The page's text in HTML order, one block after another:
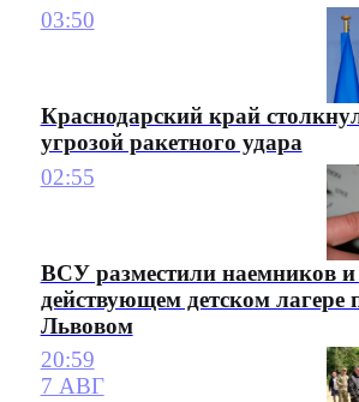
03:50
Краснодарский край
угрозой ракетного удара
02:55
ВСУ разместили наемников
действующем детском лагере
Львовом
20:59
7 АВГ